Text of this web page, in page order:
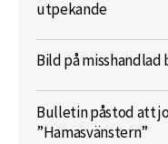
utpekande
Bild på
Bulletin påstod att
”Hamasvänstern”